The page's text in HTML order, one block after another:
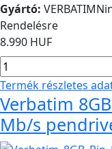
Gyártó: VERBATIM
Rendelésre
8.990 HUF
Termék részletes
Verbatim
Mb/s